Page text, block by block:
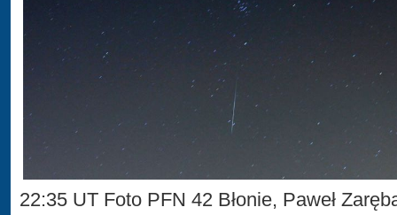
22:35 UT Foto PFN 42 Błonie, Paweł